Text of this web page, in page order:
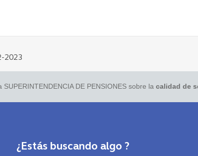
2023
DE PENSIONES sobre la calidad de
¿Estás buscando algo ?